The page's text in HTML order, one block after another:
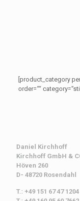
[product_category
order=““
Daniel Kirchhoff
Kirchhoff GmbH &
Höven 260
D- 48720 Rosendahl
T.: +49 151 67 47 1204